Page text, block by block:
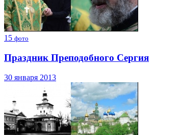
15 фото
Праздник Преподобного Сергия
30 января 2013